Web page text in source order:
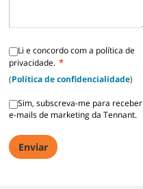
Li e concordo com a política de
privacidade. *
(Política de confidencialidade)
Sim, subscreva-me para receber
e-mails de marketing da Tennant.